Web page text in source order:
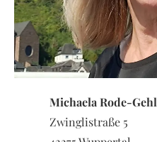
Michaela Rode-Gehl
Zwinglistraße 5